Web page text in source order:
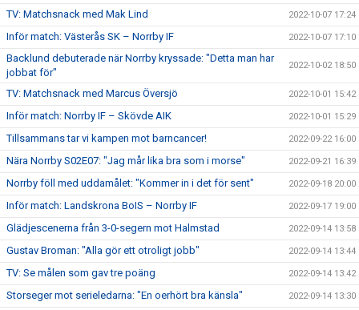
TV: Matchsnack med Mak Lind 2022-10-07 17:24
Inför match: Västerås SK – Norrby IF 2022-10-07 17:10
Backlund debuterade när Norrby kryssade: "Detta man har
jobbat för"
2022-10-02 18:50
TV: Matchsnack med Marcus Översjö 2022-10-01 15:42
Inför match: Norrby IF – Skövde AIK 2022-10-01 15:29
Tillsammans tar vi kampen mot barncancer! 2022-09-22 16:00
Nära Norrby S02E07: "Jag mår lika bra som i morse" 2022-09-21 16:39
Norrby föll med uddamålet: "Kommer in i det för sent" 2022-09-18 20:00
Inför match: Landskrona BoIS – Norrby IF 2022-09-17 19:00
Glädjescenerna från 3-0-segern mot Halmstad 2022-09-14 13:58
Gustav Broman: "Alla gör ett otroligt jobb" 2022-09-14 13:44
TV: Se målen som gav tre poäng 2022-09-14 13:42
Storseger mot serieledarna: "En oerhört bra känsla" 2022-09-14 13:30